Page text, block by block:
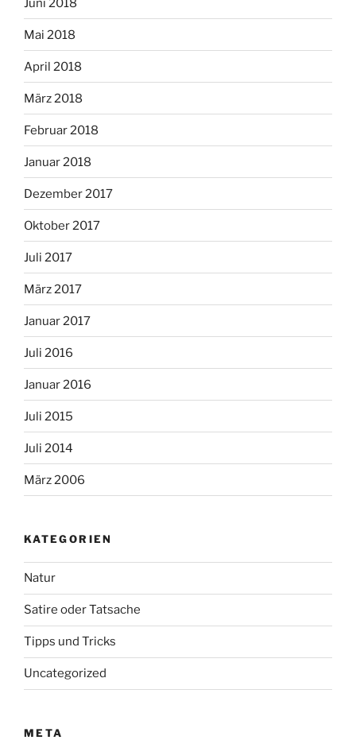
Juni 2018
Mai 2018
April 2018
März 2018
Februar 2018
Januar 2018
Dezember 2017
Oktober 2017
Juli 2017
März 2017
Januar 2017
Juli 2016
Januar 2016
Juli 2015
Juli 2014
März 2006
KATEGORIEN
Natur
Satire oder Tatsache
Tipps und Tricks
Uncategorized
META